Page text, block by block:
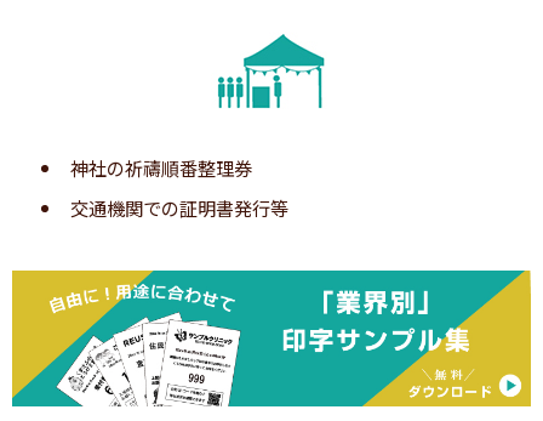
※タイトル、本文、呼び出すタイミング（先頭から何番目）等
は受付アプリより設定・変更できます。
※呼出メールは1回のみです。
神社の祈禱順番整理券
交通機関での証明書発行等